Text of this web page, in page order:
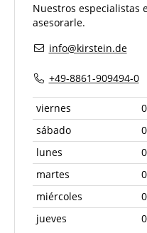
Nuestros especialistas
asesorarle.
info@kirstein.de
+49-8861-909494-0
viernes
sábado
lunes
martes
miércoles
jueves